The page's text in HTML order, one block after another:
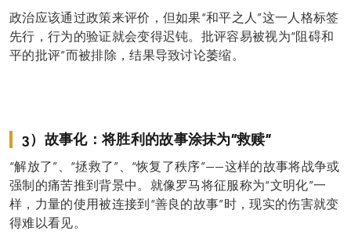
政治应该通过政策来评价，但如果“和平之人”这一人格标签
先行，行为的验证就会变得迟钝。批评容易被视为“阻碍和
平的批评”而被排除，结果导致讨论萎缩。
3）故事化：将胜利的故事涂抹为“救赎”
“解放了”、“拯救了”、“恢复了秩序”——这样的故事将战争或
强制的痛苦推到背景中。就像罗马将征服称为“文明化”一
样，力量的使用被连接到“善良的故事”时，现实的伤害就变
得难以看见。